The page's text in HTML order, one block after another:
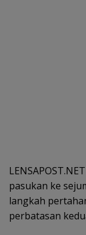
pasukan ke
langkah
perbatasan